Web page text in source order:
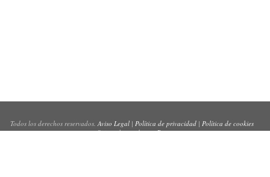
Todos los derechos reservados.Aviso Legal| Política de privacidad| Política de cookies
Sitio web creado porPynso